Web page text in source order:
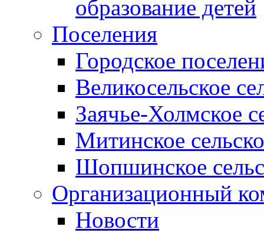
образование детей
Поселения
Городское
Великосельское
Заячье-Холмское
Митинское
Шопшинское
Организационный
Новости